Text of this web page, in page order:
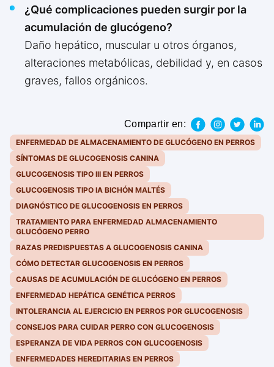
¿Qué complicaciones pueden surgir por la
acumulación de glucógeno?
Daño hepático, muscular u otros órganos,
alteraciones metabólicas, debilidad y, en casos
graves, fallos orgánicos.
Compartir en:
ENFERMEDAD DE ALMACENAMIENTO DE GLUCÓGENO EN PERROS
SÍNTOMAS DE GLUCOGENOSIS CANINA
GLUCOGENOSIS TIPO III EN PERROS
GLUCOGENOSIS TIPO IA BICHÓN MALTÉS
DIAGNÓSTICO DE GLUCOGENOSIS EN PERROS
TRATAMIENTO PARA ENFERMEDAD ALMACENAMIENTO
GLUCÓGENO PERRO
RAZAS PREDISPUESTAS A GLUCOGENOSIS CANINA
CÓMO DETECTAR GLUCOGENOSIS EN PERROS
CAUSAS DE ACUMULACIÓN DE GLUCÓGENO EN PERROS
ENFERMEDAD HEPÁTICA GENÉTICA PERROS
INTOLERANCIA AL EJERCICIO EN PERROS POR GLUCOGENOSIS
CONSEJOS PARA CUIDAR PERRO CON GLUCOGENOSIS
ESPERANZA DE VIDA PERROS CON GLUCOGENOSIS
ENFERMEDADES HEREDITARIAS EN PERROS